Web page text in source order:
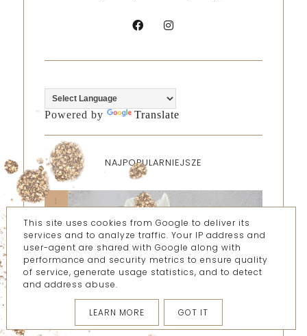
Powered by Translate
NAJPOPULARNIEJSZE
This site uses cookies from Google to deliver its
services and to analyze traffic. Your IP address and
user-agent are shared with Google along with
performance and security metrics to ensure quality
of service, generate usage statistics, and to detect
and address abuse.
LEARN MORE GOT IT